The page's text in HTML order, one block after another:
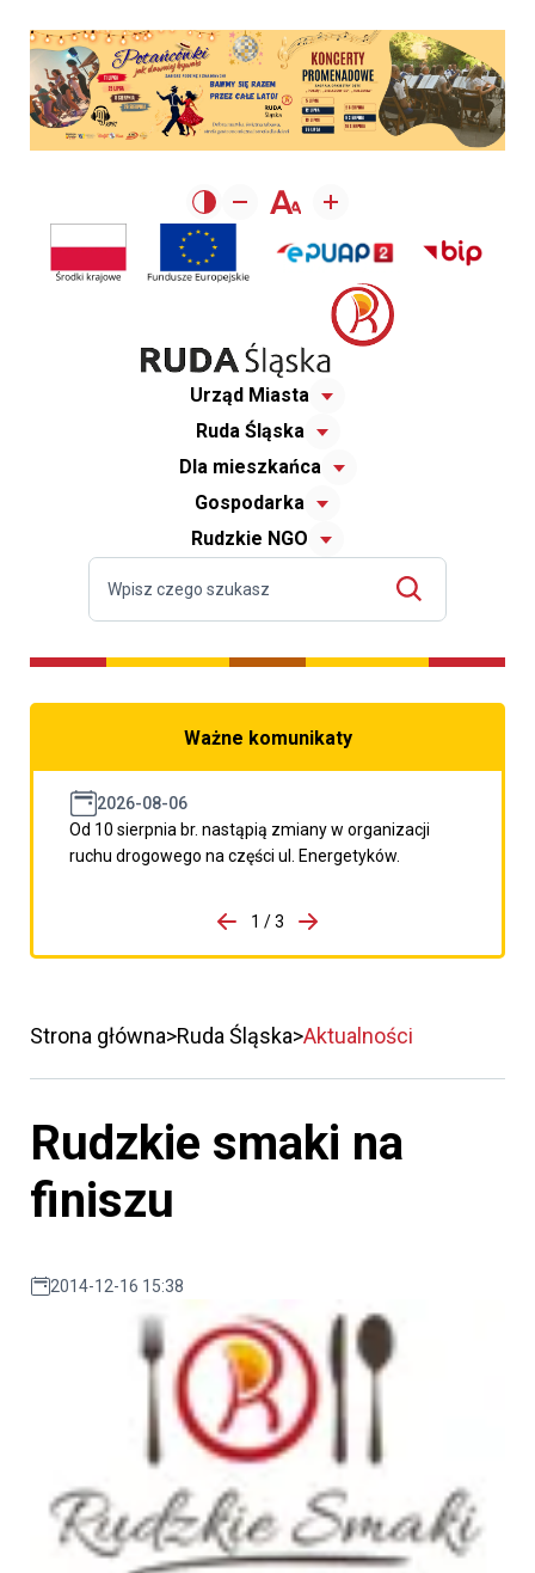
Urząd Miasta
Ruda Śląska
Dla mieszkańca
Gospodarka
Rudzkie NGO
Ważne komunikaty
2026-08-06
Od 10 sierpnia br. nastąpią zmiany w organizacji
ruchu drogowego na części ul. Energetyków.
porzpedniego komunikatu
1 / 3
Przejdź do następnego
Strona główna Ruda Śląska Aktualności
Rudzkie smaki na
finiszu
2014-12-16 15:38